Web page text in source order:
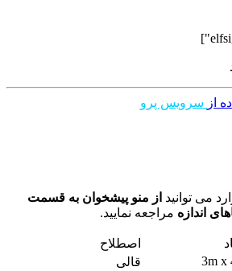
از سرویس پرو
می توانید از منو پیشخوان به قسمت
اندازه مراجعه نمایید.
اصطلاح
3m x
قالی